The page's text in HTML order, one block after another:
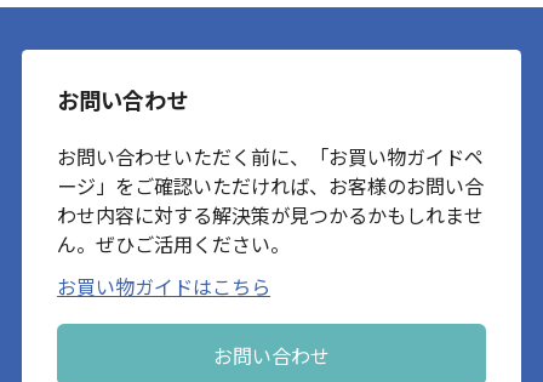
お問い合わせ
お問い合わせいただく前に、「お買い物ガイドペ
ージ」をご確認いただければ、お客様のお問い合
わせ内容に対する解決策が見つかるかもしれませ
ん。ぜひご活用ください。
お買い物ガイドはこちら
お問い合わせ